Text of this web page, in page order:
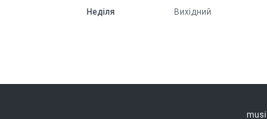
Неділя Вихідний